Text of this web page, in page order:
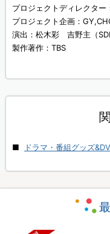
プロジェクトディレクター
プロジェクト企画：
演出：松木彩 吉野主（
製作著作：TBS
ドラマ・番組グッズ